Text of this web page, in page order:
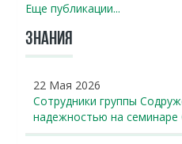
Еще публикации...
ЗНАНИЯ
22 Мая 2026
Сотрудники группы
надежностью на семинаре